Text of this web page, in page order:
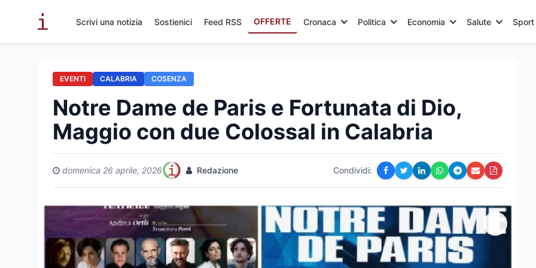
Scrivi una notizia Sostienici Feed RSS OFFERTE Cronaca Politica Economia Salute Sport
EVENTI CALABRIA COSENZA
Notre Dame de Paris e Fortunata di Dio,
Maggio con due Colossal in Calabria
domenica 26 aprile, 2026 Redazione Condividi: